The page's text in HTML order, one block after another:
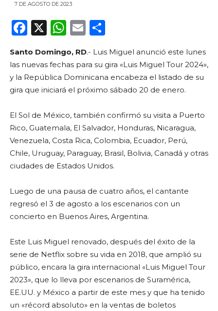
7 DE AGOSTO DE 2023
F
c
e
b
o
k
X
W
a
ts
A
p
E
ai
l
m
p
ar
r
Santo Domingo, RD.- Luis Miguel anunció este lunes
las nuevas fechas para su gira «Luis Miguel Tour 2024»,
y la República Dominicana encabeza el listado de su
gira que iniciará el próximo sábado 20 de enero.
El Sol de México, también confirmó su visita a Puerto
Rico, Guatemala, El Salvador, Honduras, Nicaragua,
Venezuela, Costa Rica, Colombia, Ecuador, Perú,
Chile, Uruguay, Paraguay, Brasil, Bolivia, Canadá y otras
ciudades de Estados Unidos.
Luego de una pausa de cuatro años, el cantante
regresó el 3 de agosto a los escenarios con un
concierto en Buenos Aires, Argentina.
Este Luis Miguel renovado, después del éxito de la
serie de Netflix sobre su vida en 2018, que amplió su
público, encara la gira internacional «Luis Miguel Tour
2023», que lo lleva por escenarios de Suramérica,
EE.UU. y México a partir de este mes y que ha tenido
un «récord absoluto» en la ventas de boletos